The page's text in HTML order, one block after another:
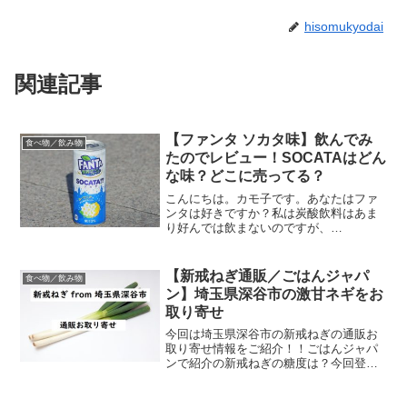
hisomukyodai
関連記事
食べ物／飲み物
【ファンタ ソカタ味】飲んでみ
たのでレビュー！SOCATAはどん
な味？どこに売ってる？
こんにちは。カモ子です。あなたはファ
ンタは好きですか？私は炭酸飲料はあま
り好んでは飲まないのですが、
いうわけで今日はファンタ ソカタ味の
レビューです。よろしく（*´...
食べ物／飲み物
【新戒ねぎ通販／ごはんジャパ
ン】埼玉県深谷市の激甘ネギをお
取り寄せ
今回は埼玉県深谷市の新戒ねぎの通販お
取り寄せ情報をご紹介！！ごはんジャパ
ンで紹介の新戒ねぎの糖度は？今回登場